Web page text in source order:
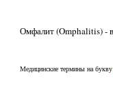
Омфалит (Omphalitis) -
Медицинские термины на букву